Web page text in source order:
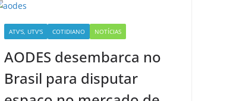
ATV'S, UTV'S COTIDIANO NOTÍCIAS
AODES desembarca no
Brasil para disputar